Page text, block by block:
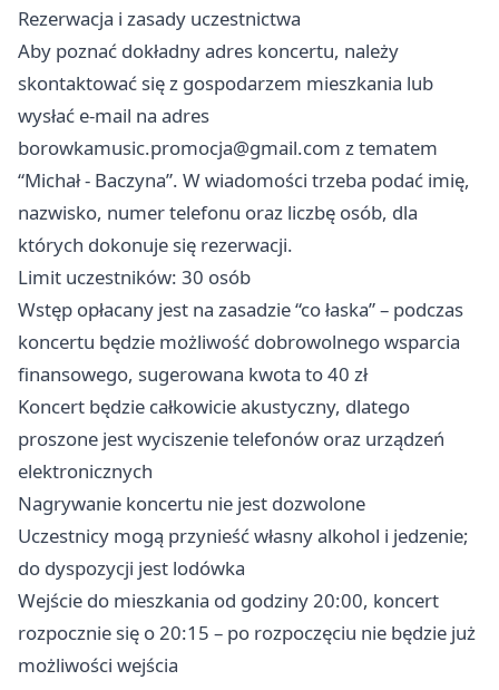
Rezerwacja i zasady uczestnictwa
Aby poznać dokładny adres koncertu, należy
skontaktować się z gospodarzem mieszkania lub
wysłać e-mail na adres
borowkamusic.promocja@gmail.com z tematem
“Michał - Baczyna”. W wiadomości trzeba podać imię,
nazwisko, numer telefonu oraz liczbę osób, dla
których dokonuje się rezerwacji.
Limit uczestników: 30 osób
Wstęp opłacany jest na zasadzie “co łaska” – podczas
koncertu będzie możliwość dobrowolnego wsparcia
finansowego, sugerowana kwota to 40 zł
Koncert będzie całkowicie akustyczny, dlatego
proszone jest wyciszenie telefonów oraz urządzeń
elektronicznych
Nagrywanie koncertu nie jest dozwolone
Uczestnicy mogą przynieść własny alkohol i jedzenie;
do dyspozycji jest lodówka
Wejście do mieszkania od godziny 20:00, koncert
rozpocznie się o 20:15 – po rozpoczęciu nie będzie już
możliwości wejścia